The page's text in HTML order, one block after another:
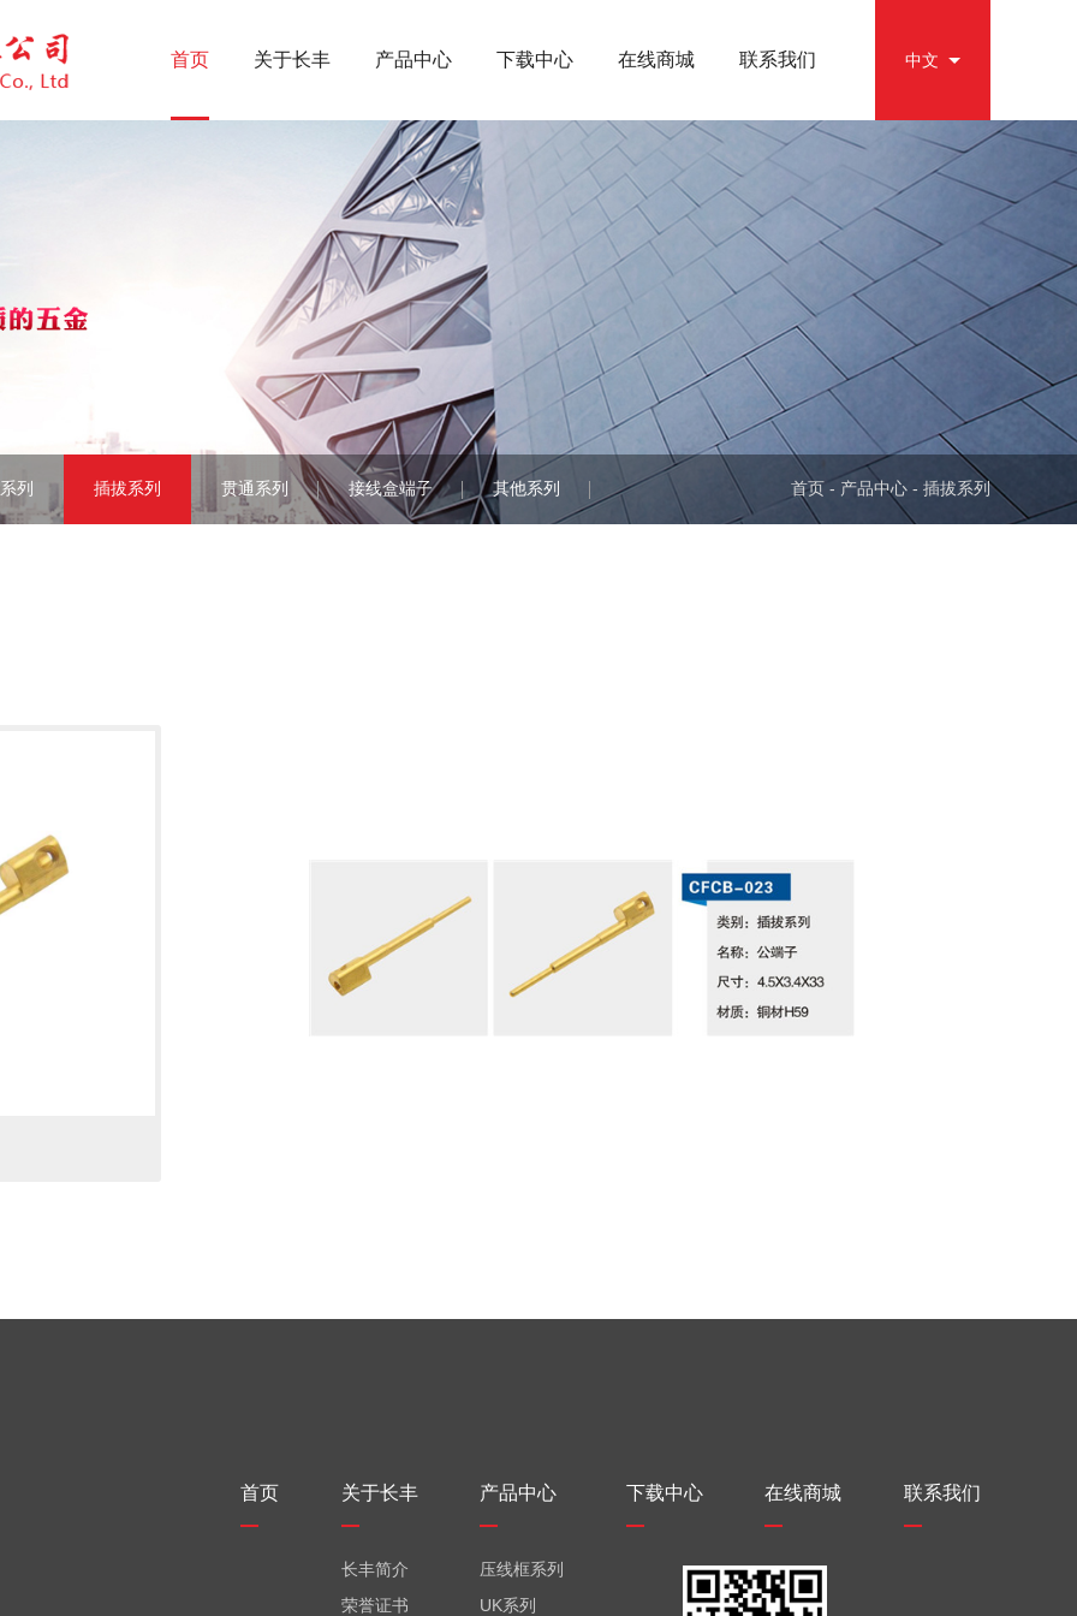
首页 关于长丰
检测设备
厂房设备
新闻中心
产品中心
压线框系列
UK系列
方针系列
插针系列
插拔系列
贯通系列
接线盒端子
其他系列
下载中心 在线商城 联系我们
EN 中文
列 插拔系列 贯通系列 接线盒端子 其他系列 首页 - 产品中心 - 插拔系列
首页 关于长丰
长丰简介
荣誉证书
产品中心
压线框系列
UK系列
下载中心 在线商城 联系我们